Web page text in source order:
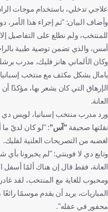
علاجي تدخلي، باستخدام موجات
وأضاف البيان: "تم إجراء هذا
أمس، والذي تضمن توصية طبية بالراحة لمدة
وكان الألماني هانز فليك، مدرب
يامال بشكل مكثف مع منتخب
الإرهاق التي كان يشعر بها، مؤكدًا
العانة.
ورد مدرب منتخب إسبانيا، لويس دي
نقلتها صحيفة "آس": "لو كان لديّ ما
لغضبه من التصريحات العلنية لفليك.
وتابع دي لا فوينتي: "لم يخبرونا بأي
العانة، فقط قال إن هناك ألمًا أسفل
ومحبوب للغاية مع المنتخب، لقد
المباريات، يريد أن يقدم موسمًا
محفور في عقله".